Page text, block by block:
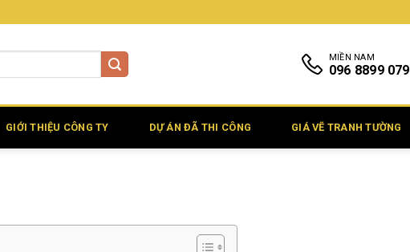
MIỀN NAM
096 8899 079
GIỚI THIỆU CÔNG TY DỰ ÁN ĐÃ THI CÔNG GIÁ VẼ TRANH TƯỜNG